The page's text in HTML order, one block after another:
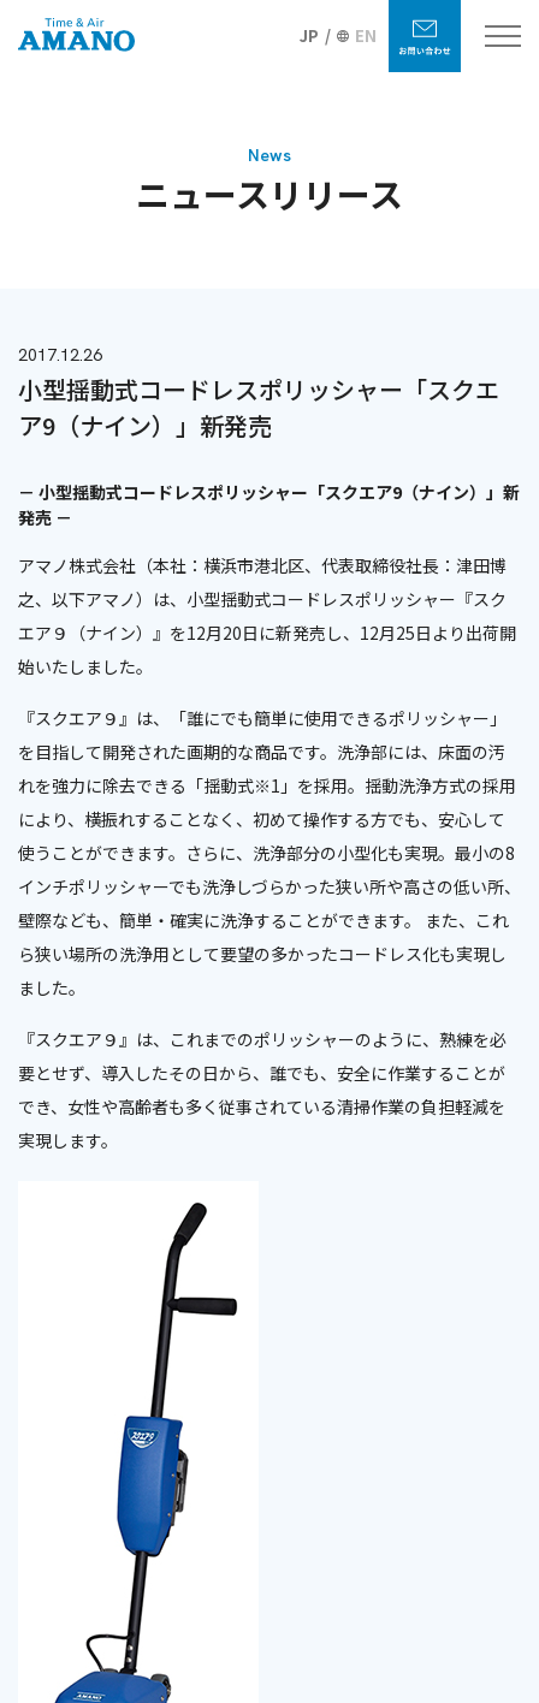
JP EN
News
ニュースリリース
2017.12.26
小型揺動式コードレスポリッシャー「スクエ
ア9（ナイン）」新発売
－ 小型揺動式コードレスポリッシャー「スクエア9（ナイン）」新
発売 －
アマノ株式会社（本社：横浜市港北区、代表取締役社長：津田博
之、以下アマノ）は、小型揺動式コードレスポリッシャー『スク
エア９（ナイン）』を12月20日に新発売し、12月25日より出荷開
始いたしました。
『スクエア９』は、「誰にでも簡単に使用できるポリッシャー」
を目指して開発された画期的な商品です。洗浄部には、床面の汚
れを強力に除去できる「揺動式※1」を採用。揺動洗浄方式の採用
により、横振れすることなく、初めて操作する方でも、安心して
使うことができます。さらに、洗浄部分の小型化も実現。最小の8
インチポリッシャーでも洗浄しづらかった狭い所や高さの低い所、
壁際なども、簡単・確実に洗浄することができます。 また、これ
ら狭い場所の洗浄用として要望の多かったコードレス化も実現し
ました。
『スクエア９』は、これまでのポリッシャーのように、熟練を必
要とせず、導入したその日から、誰でも、安全に作業することが
でき、女性や高齢者も多く従事されている清掃作業の負担軽減を
実現します。